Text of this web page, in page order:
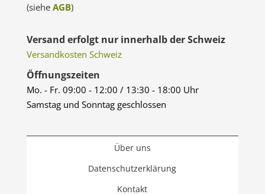
(siehe AGB)
Versand erfolgt nur innerhalb der Schweiz
Versandkosten Schweiz
Öffnungszeiten
Mo. - Fr. 09:00 - 12:00 / 13:30 - 18:00 Uhr
Samstag und Sonntag geschlossen
Über uns
Datenschutzerklärung
Kontakt